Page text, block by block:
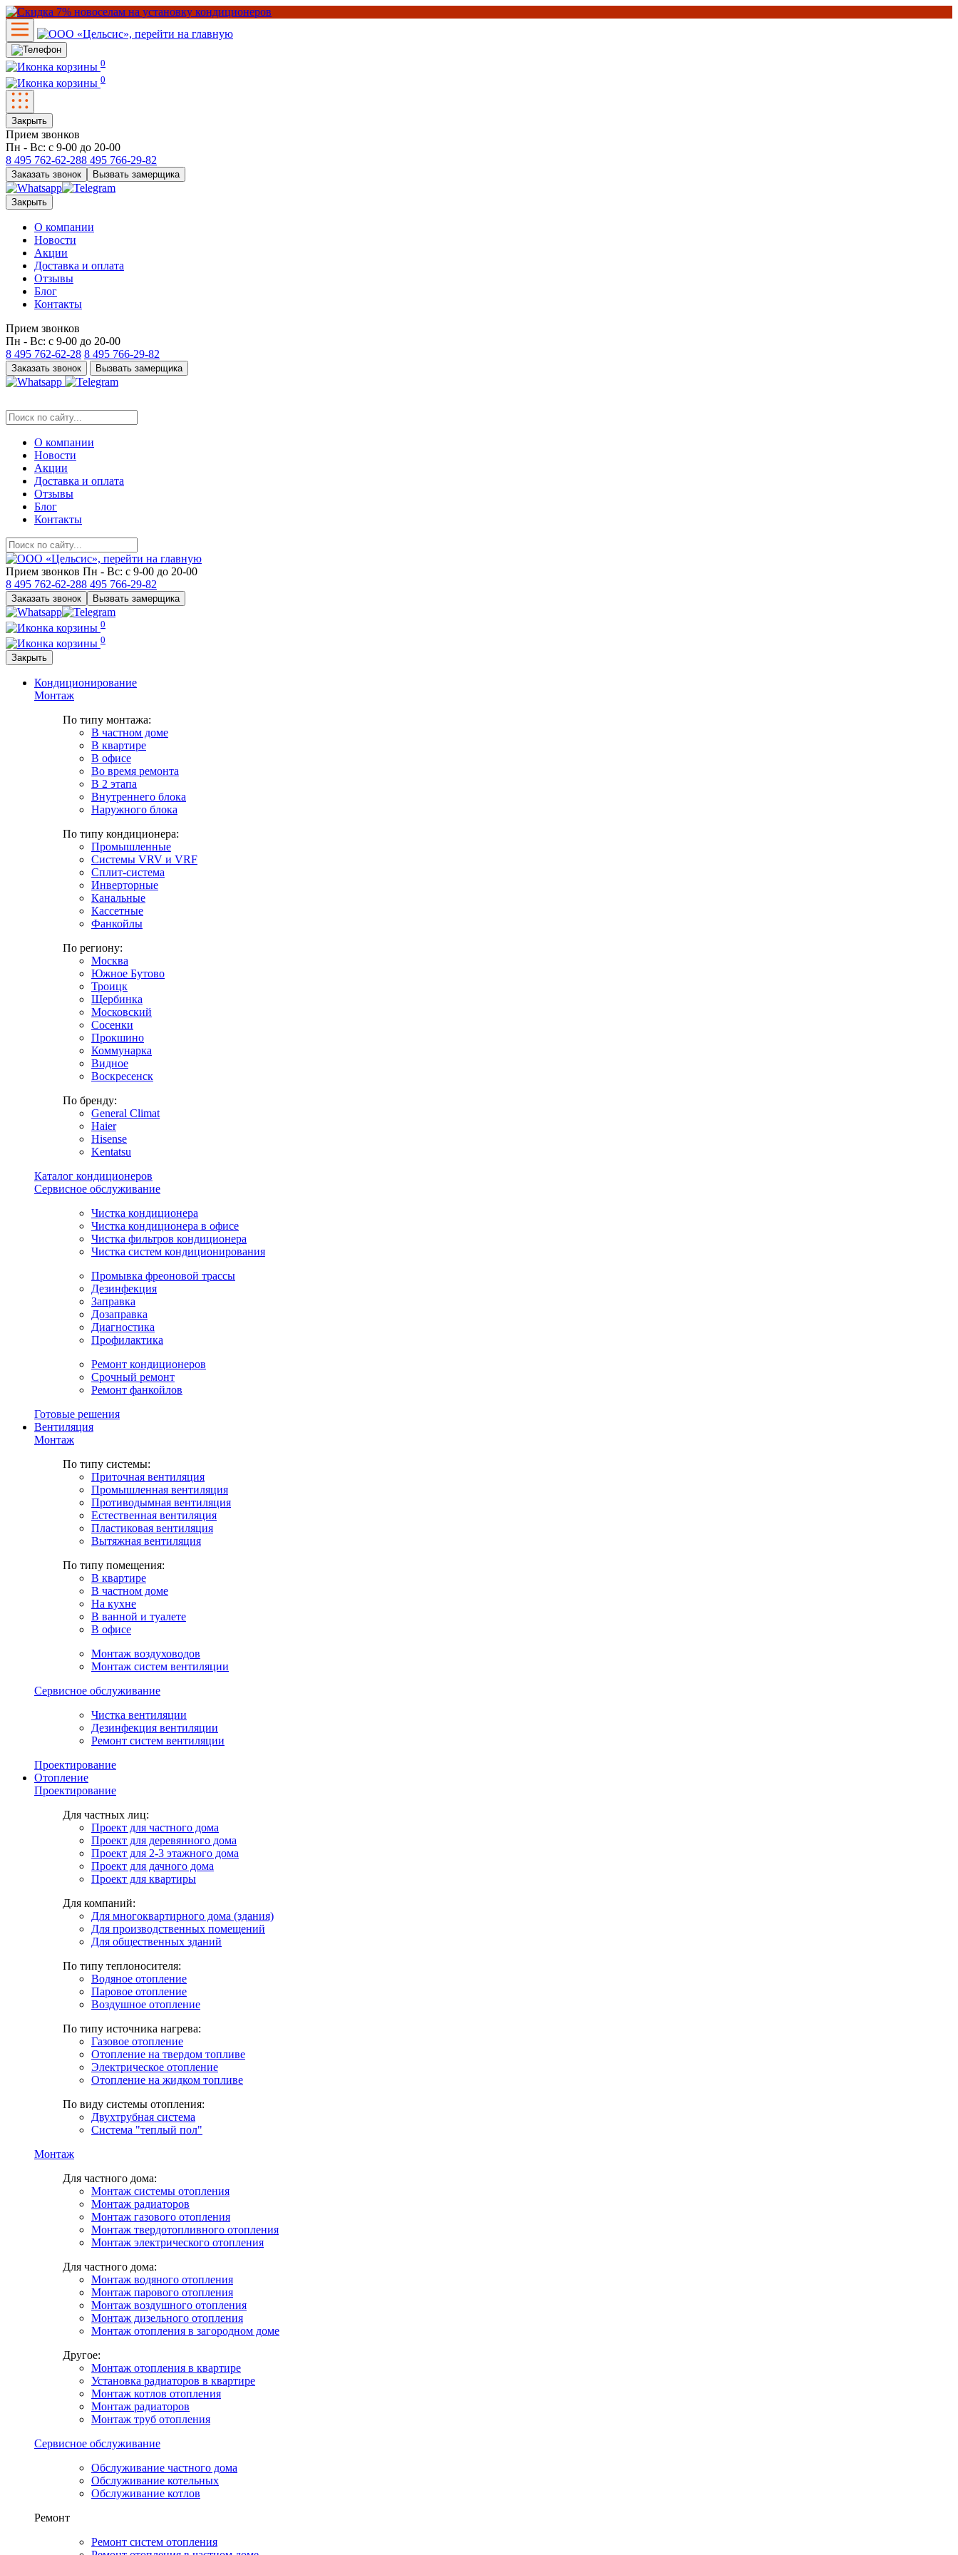
0
0
Закрыть
Прием звонков
Пн - Вс: с 9-00 до 20-00
8 495 762-62-288 495 766-29-82
Заказать звонок Вызвать замерщика
Закрыть
О компании
Новости
Акции
Доставка и оплата
Отзывы
Блог
Контакты
Прием звонков
Пн - Вс: с 9-00 до 20-00
8 495 762-62-28 8 495 766-29-82
Заказать звонок Вызвать замерщика
О компании
Новости
Акции
Доставка и оплата
Отзывы
Блог
Контакты
Прием звонков Пн - Вс: с 9-00 до 20-00
8 495 762-62-288 495 766-29-82
Заказать звонок Вызвать замерщика
0
0
Закрыть
Кондиционирование
Монтаж
По типу монтажа:
В частном доме
В квартире
В офисе
Во время ремонта
В 2 этапа
Внутреннего блока
Наружного блока
По типу кондиционера:
Промышленные
Системы VRV и VRF
Сплит-система
Инверторные
Канальные
Кассетные
Фанкойлы
По региону:
Москва
Южное Бутово
Троицк
Щербинка
Московский
Сосенки
Прокшино
Коммунарка
Видное
Воскресенск
По бренду:
General Climat
Haier
Hisense
Kentatsu
Каталог кондиционеров
Сервисное обслуживание
Чистка кондиционера
Чистка кондиционера в офисе
Чистка фильтров кондиционера
Чистка систем кондиционирования
Промывка фреоновой трассы
Дезинфекция
Заправка
Дозаправка
Диагностика
Профилактика
Ремонт кондиционеров
Срочный ремонт
Ремонт фанкойлов
Готовые решения
Вентиляция
Монтаж
По типу системы:
Приточная вентиляция
Промышленная вентиляция
Противодымная вентиляция
Естественная вентиляция
Пластиковая вентиляция
Вытяжная вентиляция
По типу помещения:
В квартире
В частном доме
На кухне
В ванной и туалете
В офисе
Монтаж воздуховодов
Монтаж систем вентиляции
Сервисное обслуживание
Чистка вентиляции
Дезинфекция вентиляции
Ремонт систем вентиляции
Проектирование
Отопление
Проектирование
Для частных лиц:
Проект для частного дома
Проект для деревянного дома
Проект для 2-3 этажного дома
Проект для дачного дома
Проект для квартиры
Для компаний:
Для многоквартирного дома (здания)
Для производственных помещений
Для общественных зданий
По типу теплоносителя:
Водяное отопление
Паровое отопление
Воздушное отопление
По типу источника нагрева:
Газовое отопление
Отопление на твердом топливе
Электрическое отопление
Отопление на жидком топливе
По виду системы отопления:
Двухтрубная система
Система "теплый пол"
Монтаж
Для частного дома:
Монтаж системы отопления
Монтаж радиаторов
Монтаж газового отопления
Монтаж твердотопливного отопления
Монтаж электрического отопления
Для частного дома:
Монтаж водяного отопления
Монтаж парового отопления
Монтаж воздушного отопления
Монтаж дизельного отопления
Монтаж отопления в загородном доме
Другое:
Монтаж отопления в квартире
Установка радиаторов в квартире
Монтаж котлов отопления
Монтаж радиаторов
Монтаж труб отопления
Сервисное обслуживание
Обслуживание частного дома
Обслуживание котельных
Обслуживание котлов
Ремонт
Ремонт систем отопления